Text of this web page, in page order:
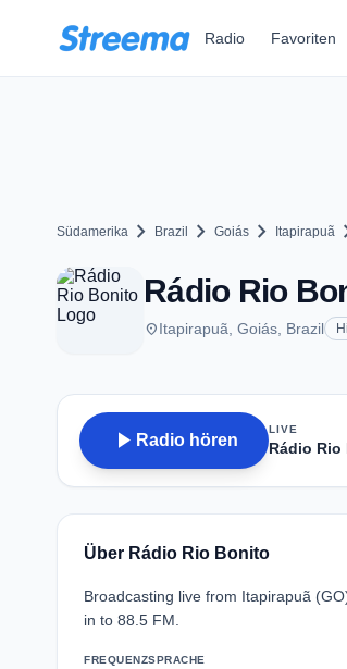
Radio Favoriten
Südamerika chevron_right Brazil chevron_right Goiás chevron_right Itapirapuã
Rádio Rio
placeItapirapuã, Goiás, Brazil
play_arrow Radio hören
LIVE
Rádio Rio
Über Rádio Rio Bonito
Broadcasting live from Itapirapuã
in to 88.5 FM.
FREQUENZSPRACHE